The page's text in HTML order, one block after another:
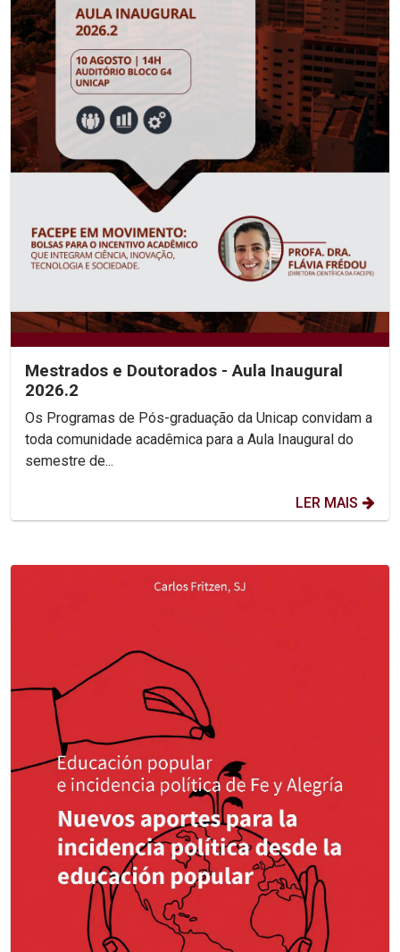
Mestrados e Doutorados - Aula Inaugural
2026.2
Os Programas de Pós-graduação da Unicap convidam a
toda comunidade acadêmica para a Aula Inaugural do
semestre de...
LER MAIS